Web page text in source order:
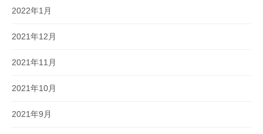
2022年1月
2021年12月
2021年11月
2021年10月
2021年9月